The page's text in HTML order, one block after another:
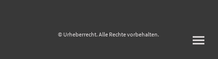
© Urheberrecht. Alle Rechte vorbehalten.